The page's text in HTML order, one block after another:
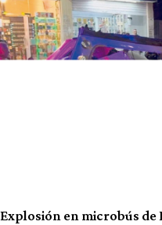
Explosión en microbús de